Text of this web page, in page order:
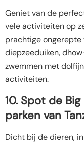
Geniet van de
vele activiteiten op
prachtige ongerepte
diepzeeduiken,
zwemmen met
activiteiten.
10. Spot de
parken van
Dicht bij de dieren,